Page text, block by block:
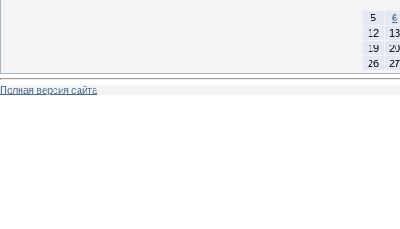
5
6
12
13
19
20
26
27
Полная версия сайта